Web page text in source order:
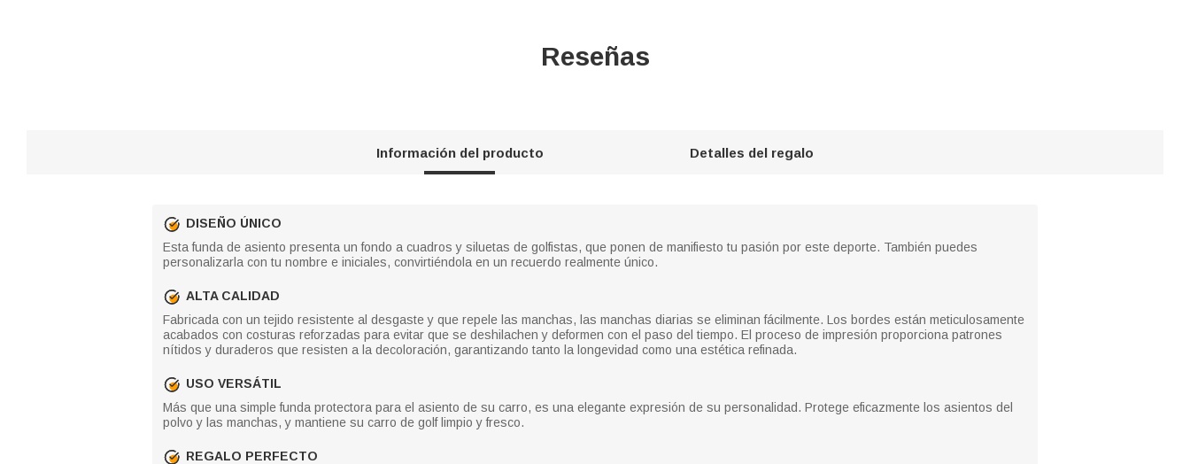
Reseñas
Información del producto Detalles del regalo
DISEÑO ÚNICO
Esta funda de asiento presenta un fondo a cuadros y siluetas de golfistas, que ponen de manifiesto tu pasión por este deporte. También puedes
personalizarla con tu nombre e iniciales, convirtiéndola en un recuerdo realmente único.
ALTA CALIDAD
Fabricada con un tejido resistente al desgaste y que repele las manchas, las manchas diarias se eliminan fácilmente. Los bordes están meticulosamente
acabados con costuras reforzadas para evitar que se deshilachen y deformen con el paso del tiempo. El proceso de impresión proporciona patrones
nítidos y duraderos que resisten a la decoloración, garantizando tanto la longevidad como una estética refinada.
USO VERSÁTIL
Más que una simple funda protectora para el asiento de su carro, es una elegante expresión de su personalidad. Protege eficazmente los asientos del
polvo y las manchas, y mantiene su carro de golf limpio y fresco.
REGALO PERFECTO